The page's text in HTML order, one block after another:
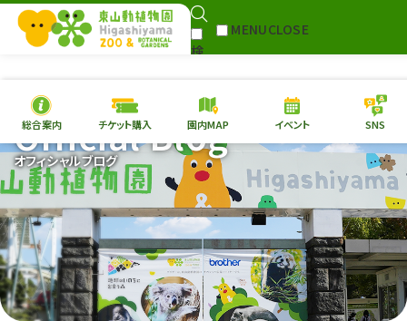
検
MENUCLOSE
本日の開園情報 チケ
園内MAP イベント
総合案内
動物園 植物園
再生プラン
東山動植物園
への支援
総合案内 チケット購入 園内MAP イベント SNS
オフィシャルブログ
Official Blog